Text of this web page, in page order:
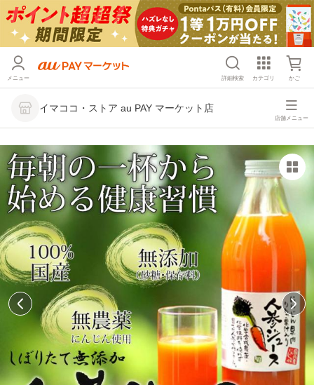
メニュー 詳細検索 カテゴリ かご
イマココ・ストア au PAY マーケット店
店舗メニュー